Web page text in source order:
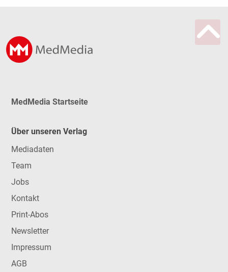
MedMedia Startseite
Über unseren Verlag
Mediadaten
Team
Jobs
Kontakt
Print-Abos
Newsletter
Impressum
AGB